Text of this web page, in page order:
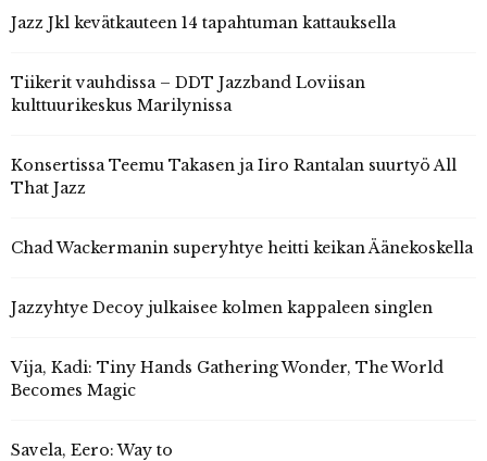
Jazz Jkl kevätkauteen 14 tapahtuman kattauksella
Tiikerit vauhdissa – DDT Jazzband Loviisan
kulttuurikeskus Marilynissa
Konsertissa Teemu Takasen ja Iiro Rantalan suurtyö All
That Jazz
Chad Wackermanin superyhtye heitti keikan Äänekoskella
Jazzyhtye Decoy julkaisee kolmen kappaleen singlen
Vija, Kadi: Tiny Hands Gathering Wonder, The World
Becomes Magic
Savela, Eero: Way to